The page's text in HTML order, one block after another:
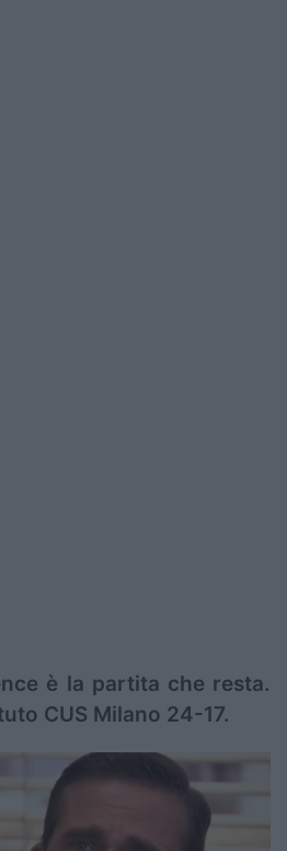
è la partita che resta.
CUS Milano 24-17.